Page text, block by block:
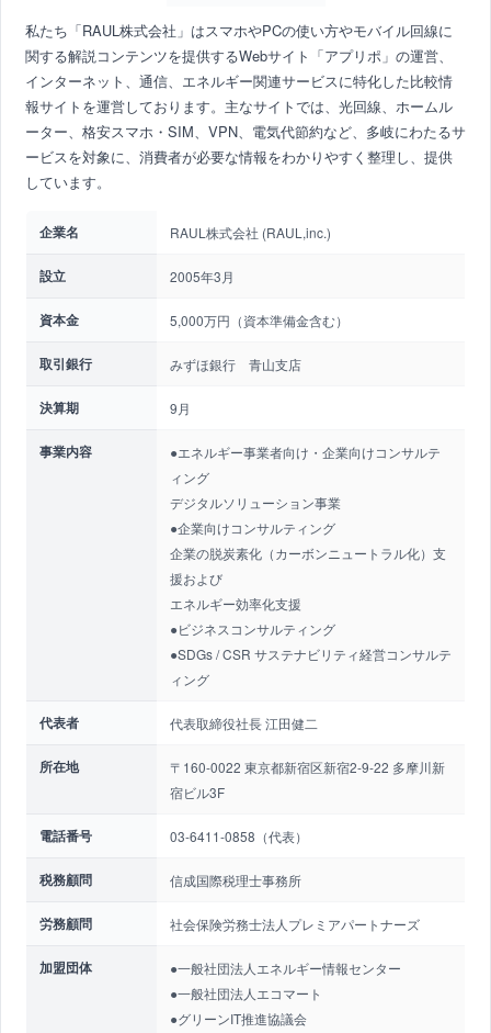
私たち「RAUL株式会社」はスマホやPCの使い方やモバイル回線に
関する解説コンテンツを提供するWebサイト「アプリポ」の運営、
インターネット、通信、エネルギー関連サービスに特化した比較情
報サイトを運営しております。主なサイトでは、光回線、ホームル
ーター、格安スマホ・SIM、VPN、電気代節約など、多岐にわたるサ
ービスを対象に、消費者が必要な情報をわかりやすく整理し、提供
しています。
企業名 RAUL株式会社 (RAUL,inc.)
設立 2005年3月
資本金 5,000万円（資本準備金含む）
取引銀行 みずほ銀行 青山支店
決算期 9月
事業内容
●エネルギー事業者向け・企業向けコンサルテ
ィング
デジタルソリューション事業
●企業向けコンサルティング
企業の脱炭素化（カーボンニュートラル化）支
援および
エネルギー効率化支援
●ビジネスコンサルティング
●SDGs / CSR サステナビリティ経営コンサルテ
ィング
代表者 代表取締役社長 江田健二
所在地
〒160-0022 東京都新宿区新宿2-9-22 多摩川新
宿ビル3F
電話番号 03-6411-0858（代表）
税務顧問 信成国際税理士事務所
労務顧問 社会保険労務士法人プレミアパートナーズ
加盟団体
●一般社団法人エネルギー情報センター
●一般社団法人エコマート
●グリーンIT推進協議会